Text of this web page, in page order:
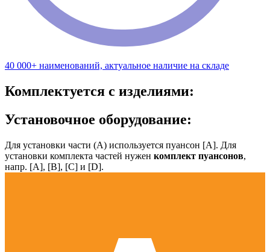
40 000+ наименований, актуальное наличие на складе
Комплектуется с изделиями:
Установочное оборудование:
Для установки части (А) используется пуансон [А]. Для
установки комплекта частей нужен комплект пуансонов,
напр. [А], [B], [С] и [D].